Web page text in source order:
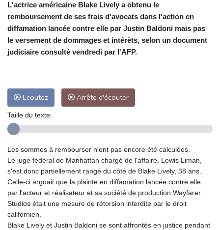
L'actrice américaine Blake Lively a obtenu le
remboursement de ses frais d'avocats dans l'action en
diffamation lancée contre elle par Justin Baldoni mais pas
le versement de dommages et intérêts, selon un document
judiciaire consulté vendredi par l'AFP.
Ecoutez Arrête d'écouter
Taille du texte:
Les sommes à rembourser n'ont pas encore été calculées.
Le juge fédéral de Manhattan chargé de l'affaire, Lewis Liman,
s'est donc partiellement rangé du côté de Blake Lively, 38 ans.
Celle-ci arguait que la plainte en diffamation lancée contre elle
par l'acteur et réalisateur et sa société de production Wayfarer
Studios était une mesure de rétorsion interdite par le droit
californien.
Blake Lively et Justin Baldoni se sont affrontés en justice pendant